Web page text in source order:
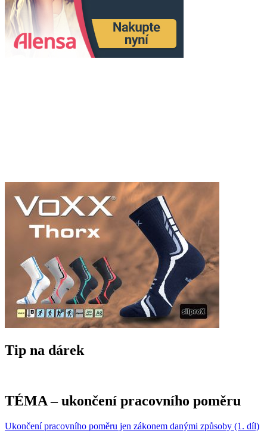
Tip na dárek
TÉMA – ukončení pracovního poměru
Ukončení pracovního poměru jen zákonem danými způsoby (1. díl)